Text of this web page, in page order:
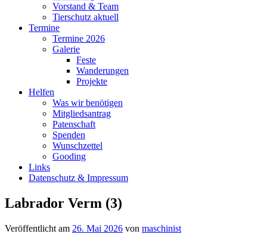
Vorstand & Team
Tierschutz aktuell
Termine
Termine 2026
Galerie
Feste
Wanderungen
Projekte
Helfen
Was wir benötigen
Mitgliedsantrag
Patenschaft
Spenden
Wunschzettel
Gooding
Links
Datenschutz & Impressum
Labrador Verm (3)
Veröffentlicht am 26. Mai 2026 von maschinist